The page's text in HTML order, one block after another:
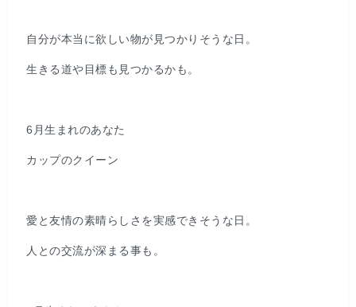
自分が本当に欲しい物が見つかりそうな日。
生きる道や目標も見つかるかも。
6月生まれのあなた
カップのクイーン
愛と友情の素晴らしさを実感できそうな日。
人との交流が深まる事も。